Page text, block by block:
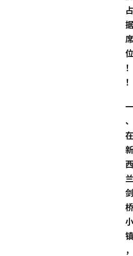
占
据
席
位
！
！
一
、
在
新
西
兰
剑
桥
小
镇
，